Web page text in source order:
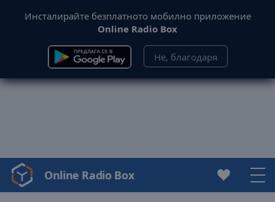
Инсталирайте безплатното мобилно приложение
Online Radio Box
Не, благодаря
Video
Player
Online Radio Box